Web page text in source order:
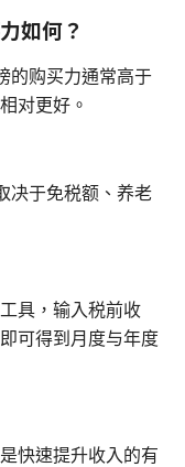
如何？
的购买力通常高于
对更好。
决于免税额、养老
具，输入税前收
可得到月度与年度
快速提升收入的有